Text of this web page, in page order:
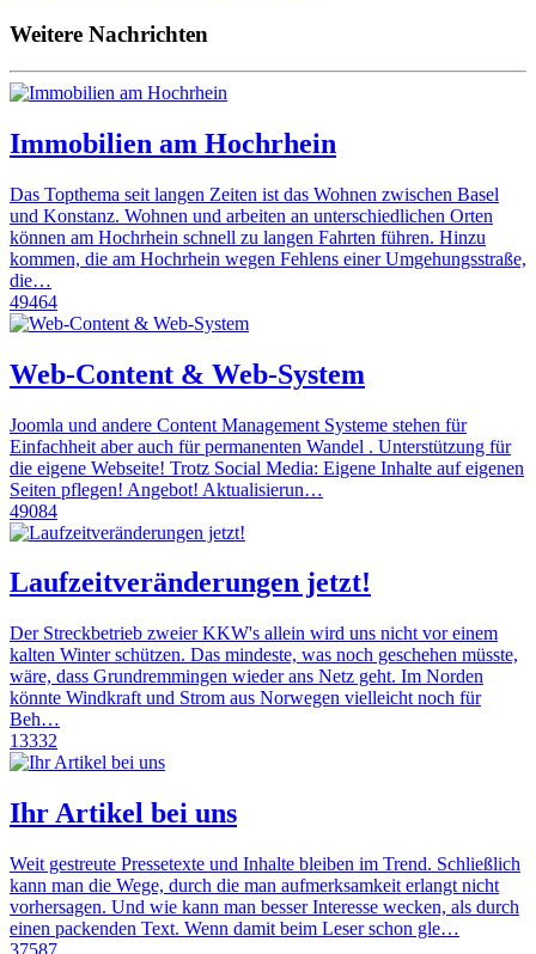
Weitere Nachrichten
Immobilien am Hochrhein
Das Topthema seit langen Zeiten ist das Wohnen zwischen Basel
und Konstanz. Wohnen und arbeiten an unterschiedlichen Orten
können am Hochrhein schnell zu langen Fahrten führen. Hinzu
kommen, die am Hochrhein wegen Fehlens einer Umgehungsstraße,
die…
49464
Web-Content & Web-System
Joomla und andere Content Management Systeme stehen für
Einfachheit aber auch für permanenten Wandel . Unterstützung für
die eigene Webseite! Trotz Social Media: Eigene Inhalte auf eigenen
Seiten pflegen! Angebot! Aktualisierun…
49084
Laufzeitveränderungen jetzt!
Der Streckbetrieb zweier KKW's allein wird uns nicht vor einem
kalten Winter schützen. Das mindeste, was noch geschehen müsste,
wäre, dass Grundremmingen wieder ans Netz geht. Im Norden
könnte Windkraft und Strom aus Norwegen vielleicht noch für
Beh…
13332
Ihr Artikel bei uns
Weit gestreute Pressetexte und Inhalte bleiben im Trend. Schließlich
kann man die Wege, durch die man aufmerksamkeit erlangt nicht
vorhersagen. Und wie kann man besser Interesse wecken, als durch
einen packenden Text. Wenn damit beim Leser schon gle…